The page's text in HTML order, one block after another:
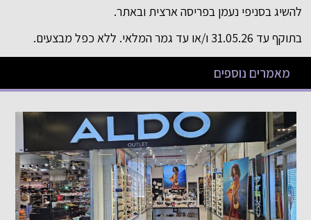
להשיג בסניפי נעמן בפריסה ארצית ובאתר.
בתוקף עד 31.05.26 ו/או עד גמר המלאי. ללא כפל מבצעים.
מאמרים נוספים